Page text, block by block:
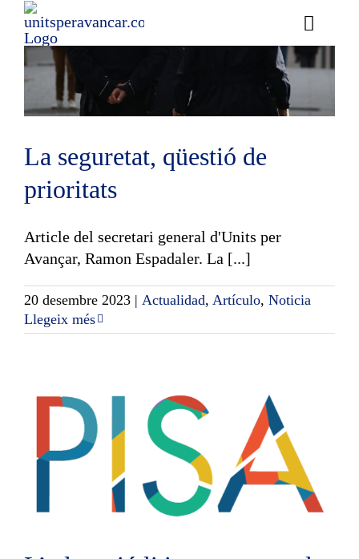
Skip
content
Toggle
…
La seguretat, qüestió de
prioritats
Article del secretari general d'Units per
Avançar, Ramon Espadaler. La [...]
20 desembre 2023 | Actualidad, Artículo, Noticia
Llegeix més